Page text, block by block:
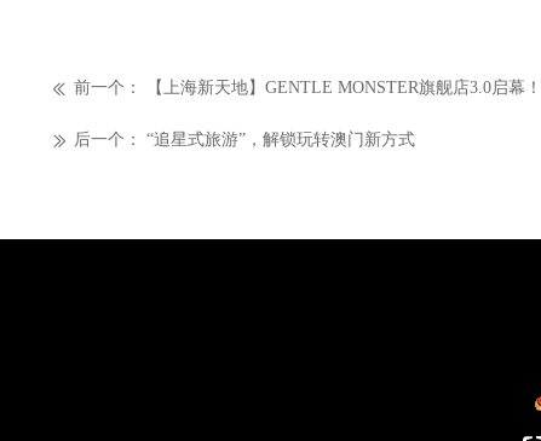
ꅃ 前一个： 【上海新天地】GENTLE MONSTER旗舰店3.0启幕！
ꅀ 后一个： “追星式旅游”，解锁玩转澳门新方式